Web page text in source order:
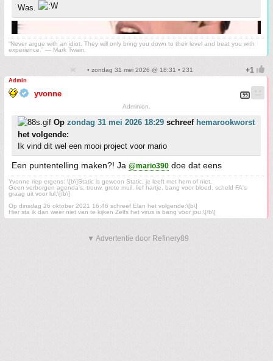
Was.
“Never argue with an idiot. They will only bring you down to their level and beat you with
experience.” ― Mark Twain.
• zondag 31 mei 2026 @ 18:31 • 231
Admin
yvonne
Adminion.
Op zondag 31 mei 2026 18:29 schreef hemarookworst
het volgende:
Ik vind dit wel een mooi project voor mario
Een puntentelling maken?! Ja @mario390 doe dat eens
Yvonne riep ergens: \[b\]Static is gewoon Static, je leeft met hem of niet.
Geen verborgen agenda's, trouw, grote muil, lief hartje, bang voor bloed, scheld FA's
graag uit voor lul.\[/b\]
Op dinsdag 26 oktober 2021 16:46 schreef Elan het volgende:\[b\]
Hier sta ik dan weer niet van te kijken Zelfs het virus is bang voor jou.\[/b\]
▼ Advertentie door Refinery89